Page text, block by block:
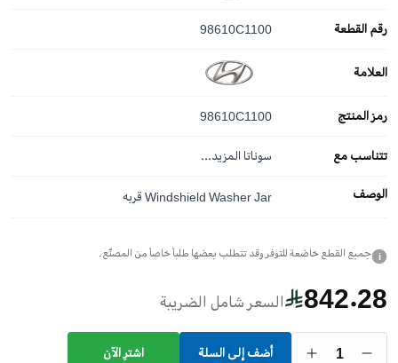
رقم القطعة 98610C1100
العلامة
رمز المنتج 98610C1100
تتناسب مع سوناتا المزيد...
الوصف Windshield Washer Jar قربه
i جميع القطع خاضعة للتوفر وقد تتطلب بعضها طلباً خاصاً من المصنّع.
842.28 السعر شامل الضريبة
1 أضف إلى السلة اشترِ الآن